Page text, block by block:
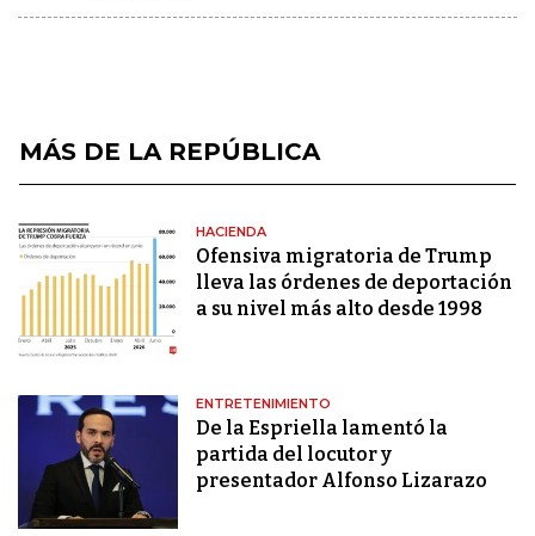
MÁS DE LA REPÚBLICA
HACIENDA
Ofensiva migratoria de Trump
lleva las órdenes de deportación
a su nivel más alto desde 1998
ENTRETENIMIENTO
De la Espriella lamentó la
partida del locutor y
presentador Alfonso Lizarazo